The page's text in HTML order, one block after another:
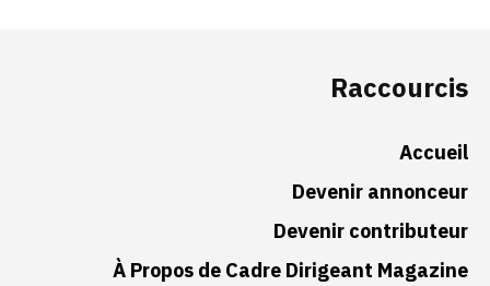
Raccourcis
Accueil
Devenir annonceur
Devenir contributeur
À Propos de Cadre Dirigeant Magazine